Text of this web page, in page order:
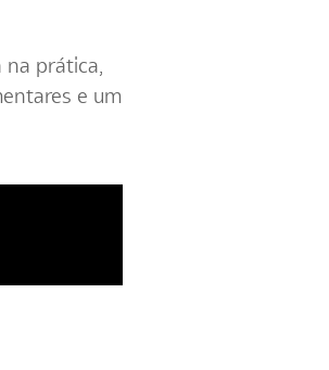
prática,
e um